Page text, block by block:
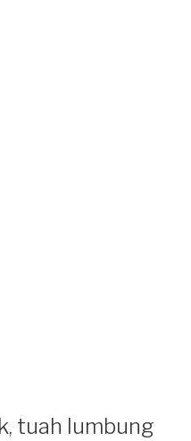
tuah lumbung